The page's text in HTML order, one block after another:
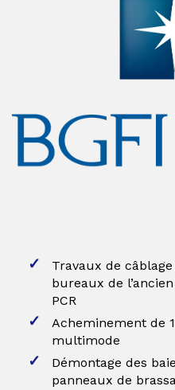
Travaux de
bureaux de
PCR
Acheminement de
multimode
Démontage des
panneaux de